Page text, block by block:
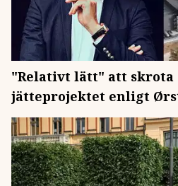
"Relativt lätt" att skrota
jätteprojektet enligt